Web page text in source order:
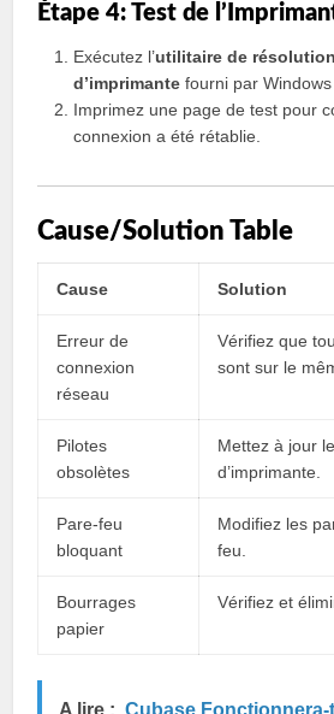
Étape 4: Test de
Exécutez l’utilitaire de
d’imprimante fourni par Windows
Imprimez une page de test pour
connexion a été rétablie.
Cause/Solution Table
Cause Solution
Erreur de
connexion
réseau
Vérifiez que
sont sur le
Pilotes
obsolètes
Mettez à jour
d’imprimante.
Pare-feu
bloquant
Modifiez les
feu.
Bourrages
papier
Vérifiez et
A lire : Cubase